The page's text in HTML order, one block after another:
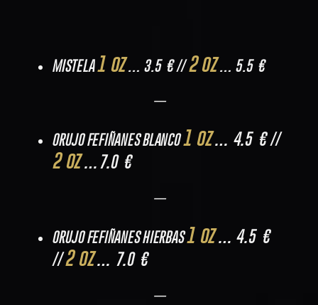
MISTELA 1 oz… 3.5 € //2 oz… 5.5 €
—
ORUJO FEFIÑANES BLANCO 1 oz… 4.5 € //
2 oz…7.0 €
—
ORUJO FEFIÑANES HIERBAS1 oz… 4.5 €
//2 oz… 7.0 €
—